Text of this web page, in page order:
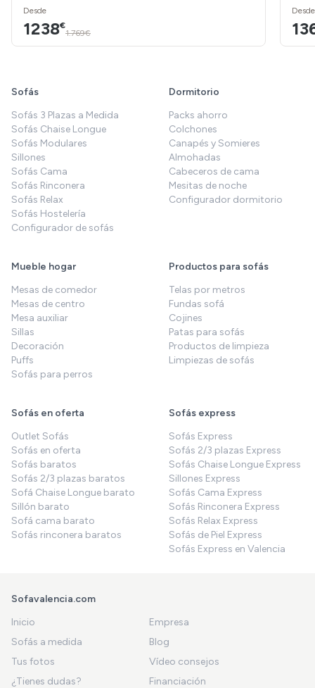
Desde
1238€
1.769€
Desde
Sofás
Sofás 3 Plazas a Medida
Sofás Chaise Longue
Sofás Modulares
Sillones
Sofás Cama
Sofás Rinconera
Sofás Relax
Sofás Hostelería
Configurador de sofás
Dormitorio
Packs ahorro
Colchones
Canapés y Somieres
Almohadas
Cabeceros de cama
Mesitas de noche
Configurador dormitorio
Mueble hogar
Mesas de comedor
Mesas de centro
Mesa auxiliar
Sillas
Decoración
Puffs
Sofás para perros
Productos para sofás
Telas por metros
Fundas sofá
Cojines
Patas para sofás
Productos de limpieza
Limpiezas de sofás
Sofás en oferta
Outlet Sofás
Sofás en oferta
Sofás baratos
Sofás 2/3 plazas baratos
Sofá Chaise Longue barato
Sillón barato
Sofá cama barato
Sofás rinconera baratos
Sofás express
Sofás Express
Sofás 2/3 plazas Express
Sofás Chaise Longue Express
Sillones Express
Sofás Cama Express
Sofás Rinconera Express
Sofás Relax Express
Sofás de Piel Express
Sofás Express en Valencia
Sofavalencia.com
Inicio
Empresa
Sofás a medida
Blog
Tus fotos
Vídeo consejos
¿Tienes dudas?
Financiación